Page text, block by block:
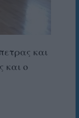
και
και ο